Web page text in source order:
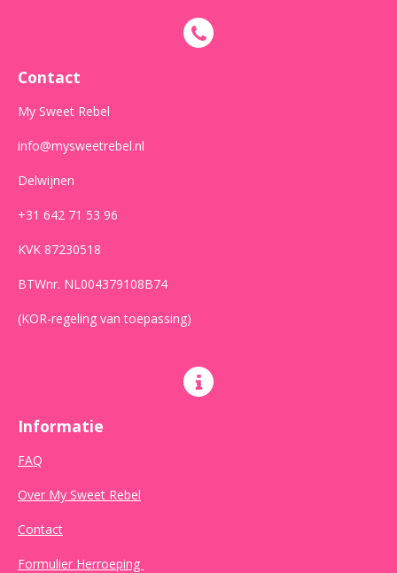
k
r
a
m
Contact
My Sweet Rebel
info@mysweetrebel.nl
Delwijnen
+31 642 71 53 96
KVK 87230518
BTWnr. NL004379108B74
(KOR-regeling van toepassing)
Informatie
FAQ
Over My Sweet Rebel
Contact
Formulier Herroeping